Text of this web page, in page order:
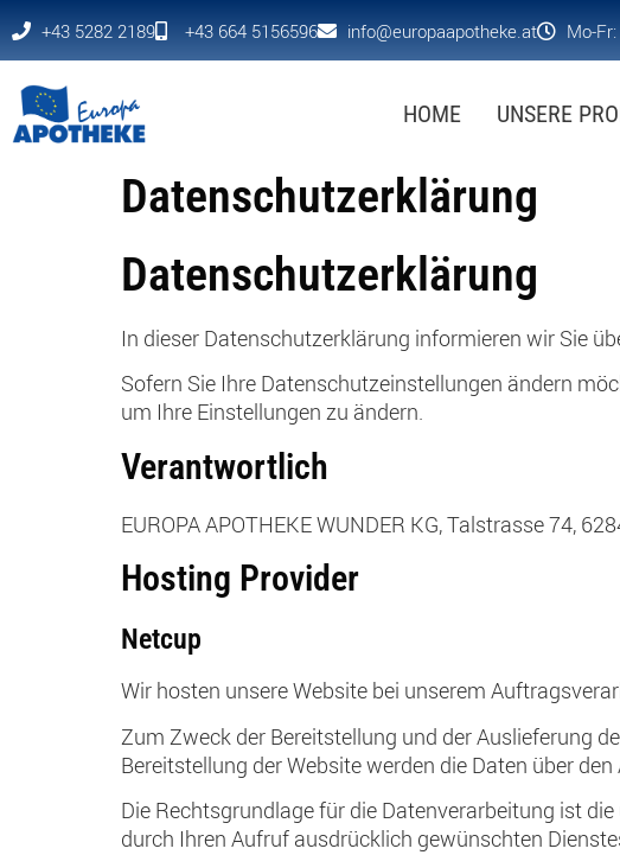
+43 5282 2189 +43 664 5156596 info@europaapotheke.at Mo-
HOME UNSERE
Datenschutzerklärung
Datenschutzerklärung
In dieser Datenschutzerklärung informieren wir Sie
Sofern Sie Ihre Datenschutzeinstellungen ändern
um Ihre Einstellungen zu ändern.
Verantwortlich
EUROPA APOTHEKE WUNDER KG, Talstrasse 74,
Hosting Provider
Netcup
Wir hosten unsere Website bei unserem
Zum Zweck der Bereitstellung und der Auslieferung
Bereitstellung der Website werden die Daten über
Die Rechtsgrundlage für die Datenverarbeitung ist
durch Ihren Aufruf ausdrücklich gewünschten